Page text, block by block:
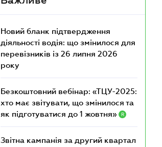
Новий бланк підтвердження
діяльності водія: що змінилося для
перевізників із 26 липня 2026
року
Безкоштовний вебінар: «ТЦУ-2025:
хто має звітувати, що змінилося та
як підготуватися до 1 жовтня»
R
Звітна кампанія за другий квартал